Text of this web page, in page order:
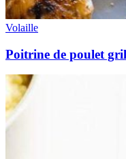
Volaille
Poitrine de poulet